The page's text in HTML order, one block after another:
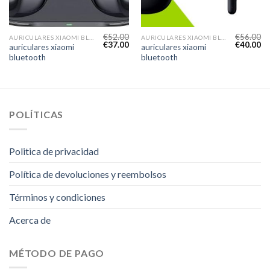
auriculares xiaomi
bluetooth
€52.00
€37.00
auriculares xiaomi
bluetooth
€56.00
€40.00
POLÍTICAS
Politica de privacidad
Política de devoluciones y reembolsos
Términos y condiciones
Acerca de
MÉTODO DE PAGO